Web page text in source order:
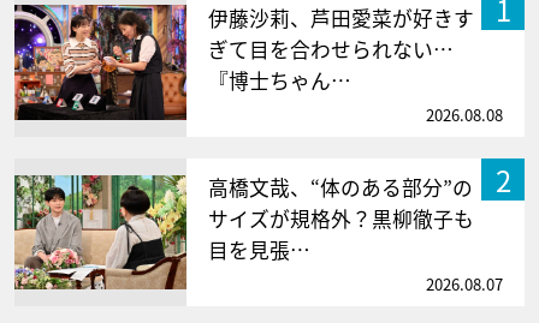
1
伊藤沙莉、芦田愛菜が好きす
ぎて目を合わせられない…
『博士ちゃん…
2026.08.08
2
高橋文哉、“体のある部分”の
サイズが規格外？黒柳徹子も
目を見張…
2026.08.07